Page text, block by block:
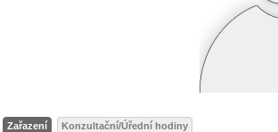
Zařazení Konzultační/Úřední hodiny